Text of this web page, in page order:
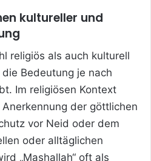
kultureller und
religiös als auch kulturell
Bedeutung je nach
Im religiösen Kontext
der göttlichen
vor Neid oder dem
oder alltäglichen
„Mashallah“ oft als